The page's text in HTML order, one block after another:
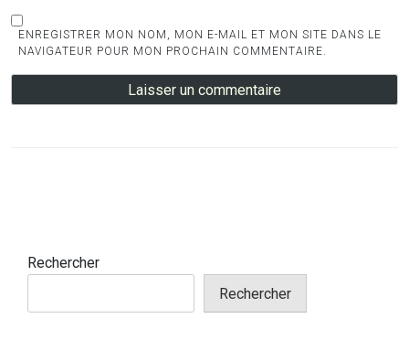
ENREGISTRER MON NOM, MON E-MAIL ET MON SITE DANS LE
NAVIGATEUR POUR MON PROCHAIN COMMENTAIRE.
Rechercher
Rechercher